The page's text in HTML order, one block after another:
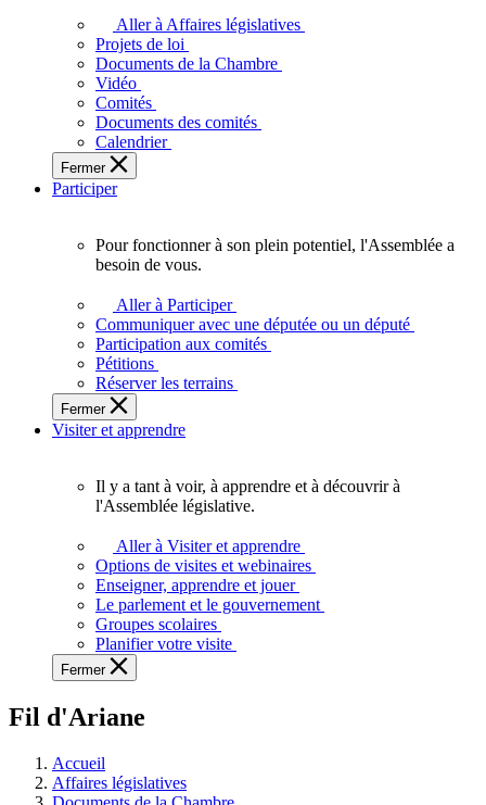
adopte
touchent
des
Ontariennes
et
Aller à Affaires législatives
Projets de loi
Documents de la Chambre
Vidéo
Comités
Documents des comités
Calendrier
Fermer
Participer
plein
potentiel,
l'Assemblée
a
besoin
de
Pour fonctionner à son plein potentiel, l'Assemblée a
besoin de vous.
Aller à Participer
Communiquer avec une députée ou un député
Participation aux comités
Pétitions
Réserver les terrains
Fermer
Visiter et apprendre
voir,
apprendre
et
à
à
législative.
Il y a tant à voir, à apprendre et à découvrir à
l'Assemblée législative.
Aller à Visiter et apprendre
Options de visites et webinaires
Enseigner, apprendre et jouer
Le parlement et le gouvernement
Groupes scolaires
Planifier votre visite
Fermer
Fil d'Ariane
Accueil
Affaires législatives